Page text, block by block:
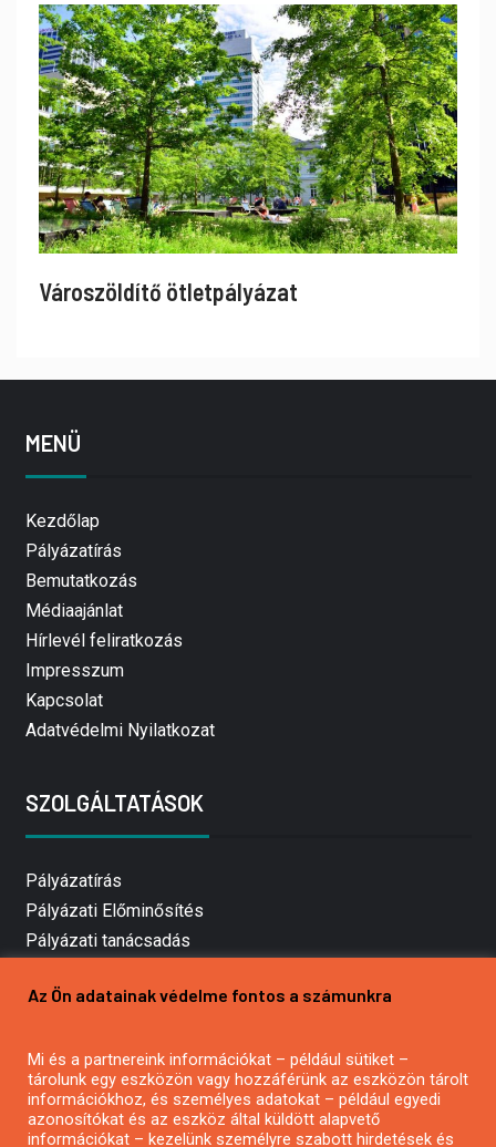
Városzöldítő ötletpályázat
MENÜ
Kezdőlap
Pályázatírás
Bemutatkozás
Médiaajánlat
Hírlevél feliratkozás
Impresszum
Kapcsolat
Adatvédelmi Nyilatkozat
SZOLGÁLTATÁSOK
Pályázatírás
Pályázati Előminősítés
Pályázati tanácsadás
Mezőgazdasági pályázatírás
Pályázatírás civil szervezeteknek
Pályázatírás önkormányzatoknak
Pályázatfigyelés
Az Ön adatainak védelme fontos a számunkra
Mi és a partnereink információkat – például sütiket –
tárolunk egy eszközön vagy hozzáférünk az eszközön tárolt
információkhoz, és személyes adatokat – például egyedi
azonosítókat és az eszköz által küldött alapvető
információkat – kezelünk személyre szabott hirdetések és